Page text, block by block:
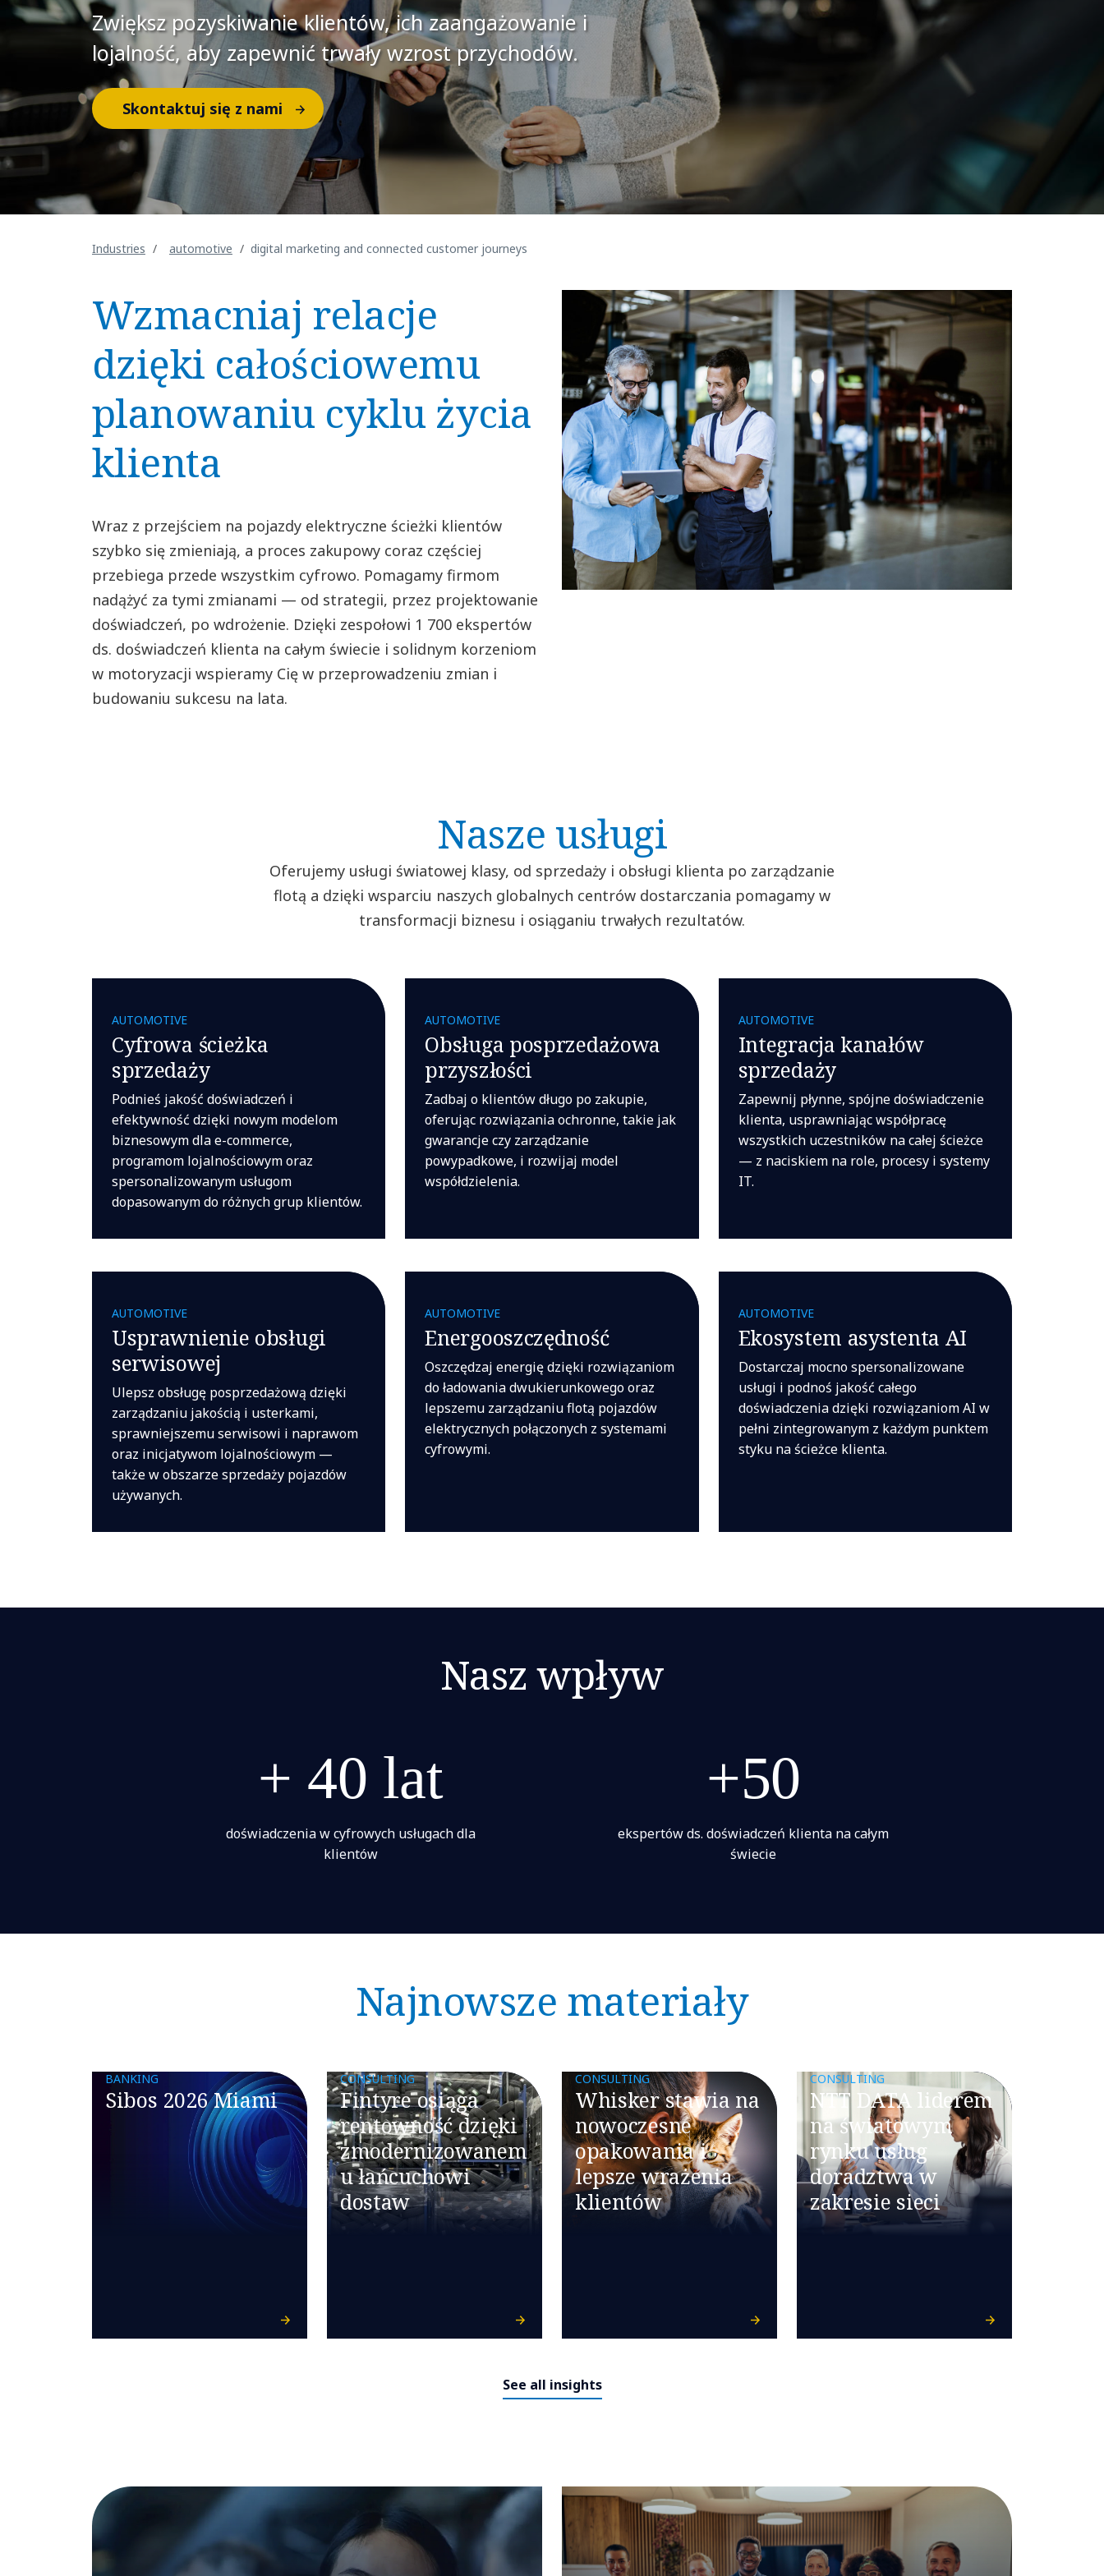
Zwiększ pozyskiwanie klientów, ich zaangażowanie i
lojalność, aby zapewnić trwały wzrost przychodów.
Skontaktuj się z nami
Industries automotive digital marketing and connected customer journeys
Wzmacniaj relacje
dzięki całościowemu
planowaniu cyklu życia
klienta
Wraz z przejściem na pojazdy elektryczne ścieżki klientów
szybko się zmieniają, a proces zakupowy coraz częściej
przebiega przede wszystkim cyfrowo. Pomagamy firmom
nadążyć za tymi zmianami — od strategii, przez projektowanie
doświadczeń, po wdrożenie. Dzięki zespołowi 1 700 ekspertów
ds. doświadczeń klienta na całym świecie i solidnym korzeniom
w motoryzacji wspieramy Cię w przeprowadzeniu zmian i
budowaniu sukcesu na lata.
Nasze usługi
Oferujemy usługi światowej klasy, od sprzedaży i obsługi klienta po zarządzanie
flotą a dzięki wsparciu naszych globalnych centrów dostarczania pomagamy w
transformacji biznesu i osiąganiu trwałych rezultatów.
AUTOMOTIVE
Cyfrowa ścieżka
sprzedaży
Podnieś jakość doświadczeń i
efektywność dzięki nowym modelom
biznesowym dla e-commerce,
programom lojalnościowym oraz
spersonalizowanym usługom
dopasowanym do różnych grup klientów.
AUTOMOTIVE
Obsługa posprzedażowa
przyszłości
Zadbaj o klientów długo po zakupie,
oferując rozwiązania ochronne, takie jak
gwarancje czy zarządzanie
powypadkowe, i rozwijaj model
współdzielenia.
AUTOMOTIVE
Integracja kanałów
sprzedaży
Zapewnij płynne, spójne doświadczenie
klienta, usprawniając współpracę
wszystkich uczestników na całej ścieżce
— z naciskiem na role, procesy i systemy
IT.
AUTOMOTIVE
Usprawnienie obsługi
serwisowej
Ulepsz obsługę posprzedażową dzięki
zarządzaniu jakością i usterkami,
sprawniejszemu serwisowi i naprawom
oraz inicjatywom lojalnościowym —
także w obszarze sprzedaży pojazdów
używanych.
AUTOMOTIVE
Energooszczędność
Oszczędzaj energię dzięki rozwiązaniom
do ładowania dwukierunkowego oraz
lepszemu zarządzaniu flotą pojazdów
elektrycznych połączonych z systemami
cyfrowymi.
AUTOMOTIVE
Ekosystem asystenta AI
Dostarczaj mocno spersonalizowane
usługi i podnoś jakość całego
doświadczenia dzięki rozwiązaniom AI w
pełni zintegrowanym z każdym punktem
styku na ścieżce klienta.
Nasz wpływ
+ 40 lat
doświadczenia w cyfrowych usługach dla
klientów
+50
ekspertów ds. doświadczeń klienta na całym
świecie
Najnowsze materiały
BANKING
Sibos 2026 Miami
CONSULTING
Fintyre osiąga
rentowność dzięki
zmodernizowanem
u łańcuchowi
dostaw
CONSULTING
Whisker stawia na
nowoczesne
opakowania i
lepsze wrażenia
klientów
CONSULTING
NTT DATA liderem
na światowym
rynku usług
doradztwa w
zakresie sieci
See all insights